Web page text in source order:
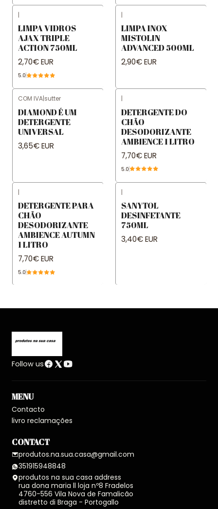
|
LIMPA VIDROS
AJAX TRIPLE
ACTION 750ML
2,70€ EUR
5.0
|
LIMPA INOX
MISTOLIN
ADVANCED 500ML
2,90€ EUR
COM IVA|sutter
DIAMOND É UM
DETERGENTE
UNIVERSAL
3,65€ EUR
|
DETERGENTE DO
CHÃO
DESODORIZANTE
AMBIENCE 1 LITRO
7,70€ EUR
5.0
|
DETERGENTE PARA
CHÃO
DESODORIZANTE
AMBIENCE AUTUMN
1 LITRO
7,70€ EUR
5.0
|
SANYTOL
DESINFETANTE
750ML
3,40€ EUR
Follow us
MENU
Contacto
livro reclamações
CONTACT
produtos.na.sua.casa@gmail.com
351915948848
produtos na sua casa address
rua dona maria ll loja nº8 Fradelos
4760-556 Vila Nova de Famalicão
distretto di Braga - Portogallo